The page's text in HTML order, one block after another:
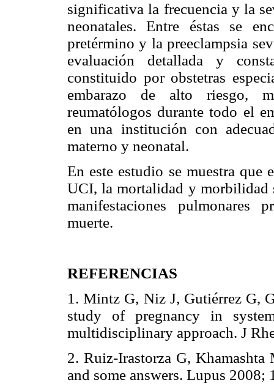
significativa la frecuencia y la
neonatales. Entre éstas se
pretérmino y la preeclampsia
evaluación detallada y
constituido por obstetras
embarazo de alto riesgo,
reumatólogos durante todo el
en una institución con
materno y neonatal.
En este estudio se muestra que
UCI, la mortalidad y morbilidad
manifestaciones pulmonares
muerte.
REFERENCIAS
1. Mintz G, Niz J, Gutiérrez G,
study of pregnancy in
multidisciplinary approach. J
2. Ruiz-Irastorza G,
and some answers. Lupus